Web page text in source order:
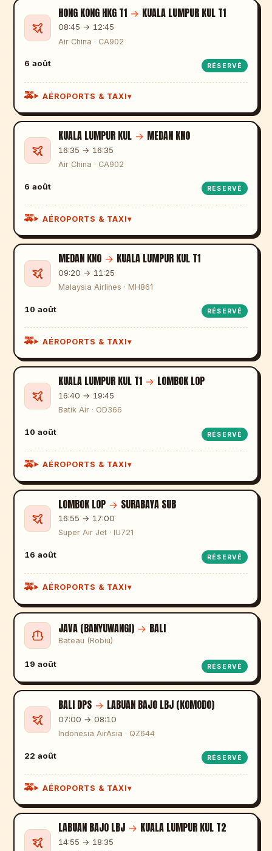
HONG KONG HKG T1 → KUALA LUMPUR KUL T1
08:45 → 12:45
Air China · CA902
6 août RÉSERVÉ
AÉROPORTS & TAXI
KUALA LUMPUR KUL → MEDAN KNO
16:35 → 16:35
Air China · CA902
6 août RÉSERVÉ
AÉROPORTS & TAXI
MEDAN KNO → KUALA LUMPUR KUL T1
09:20 → 11:25
Malaysia Airlines · MH861
10 août RÉSERVÉ
AÉROPORTS & TAXI
KUALA LUMPUR KUL T1 → LOMBOK LOP
16:40 → 19:45
Batik Air · OD366
10 août RÉSERVÉ
AÉROPORTS & TAXI
LOMBOK LOP → SURABAYA SUB
16:55 → 17:00
Super Air Jet · IU721
16 août RÉSERVÉ
AÉROPORTS & TAXI
JAVA (BANYUWANGI) → BALI
Bateau (Robiu)
19 août RÉSERVÉ
BALI DPS → LABUAN BAJO LBJ (KOMODO)
07:00 → 08:10
Indonesia AirAsia · QZ644
22 août RÉSERVÉ
AÉROPORTS & TAXI
LABUAN BAJO LBJ → KUALA LUMPUR KUL T2
14:55 → 18:35